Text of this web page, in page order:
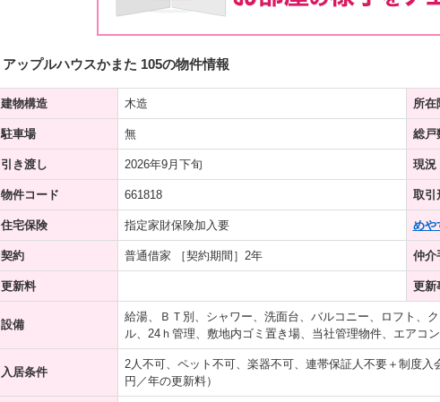
アップルハウスかまた 105の物件情報
建物構造 木造 所在
駐車場 無 総戸
引き渡し 2026年9月下旬 現況
物件コード 661818 取引
住宅保険 指定家財保険加入要 めや
契約 普通借家 ［契約期間］2年 仲介
更新料 更新
設備
給湯、ＢＴ別、シャワー、洗面台、バルコニー、ロフト、
ル、24ｈ管理、敷地内ゴミ置き場、当社管理物件、エアコ
入居条件
2人不可、ペット不可、楽器不可、連帯保証人不要＋制度
円／年の更新料）